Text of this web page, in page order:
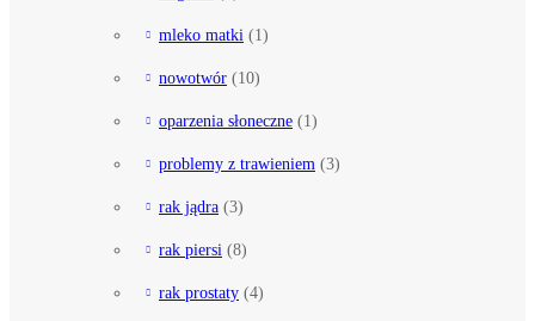
mleko matki (1)
nowotwór (10)
oparzenia słoneczne (1)
problemy z trawieniem (3)
rak jądra (3)
rak piersi (8)
rak prostaty (4)